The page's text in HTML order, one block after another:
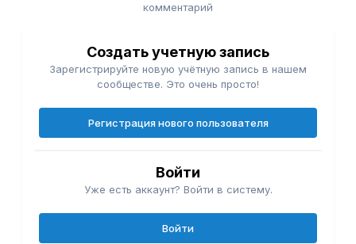
комментарий
Создать учетную запись
Зарегистрируйте новую учётную запись в нашем
сообществе. Это очень просто!
Регистрация нового пользователя
Войти
Уже есть аккаунт? Войти в систему.
Войти